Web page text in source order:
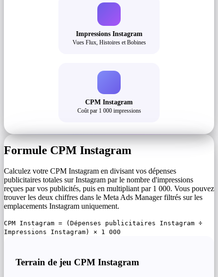
Impressions Instagram
Vues Flux, Histoires et Bobines
CPM Instagram
Coût par 1 000 impressions
Formule CPM Instagram
Calculez votre CPM Instagram en divisant vos dépenses
publicitaires totales sur Instagram par le nombre d'impressions
reçues par vos publicités, puis en multipliant par 1 000. Vous pouvez
trouver les deux chiffres dans le Meta Ads Manager filtrés sur les
emplacements Instagram uniquement.
CPM Instagram = (Dépenses publicitaires Instagram ÷
Impressions Instagram) × 1 000
Terrain de jeu CPM Instagram